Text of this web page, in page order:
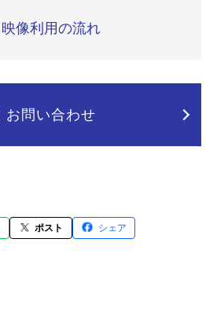
映像利用の流れ
お問い合わせ
ポスト シェア